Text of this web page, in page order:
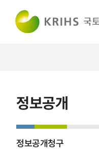
정보공개
정보공개청구